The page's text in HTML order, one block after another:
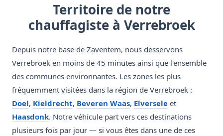
Territoire de notre
chauffagiste à Verrebroek
Depuis notre base de Zaventem, nous desservons
Verrebroek en moins de 45 minutes ainsi que l'ensemble
des communes environnantes. Les zones les plus
fréquemment visitées dans la région de Verrebroek :
Doel, Kieldrecht, Beveren Waas, Elversele et
Haasdonk. Notre véhicule part vers ces destinations
plusieurs fois par jour — si vous êtes dans une de ces